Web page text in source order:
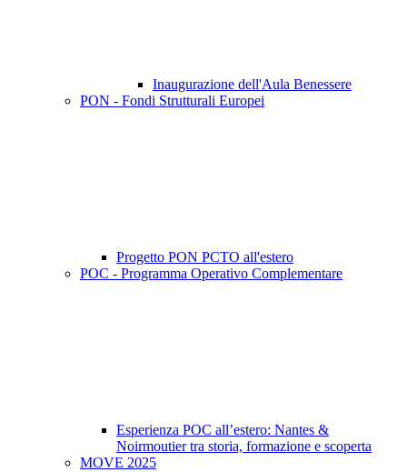
Inaugurazione dell'Aula Benessere
PON - Fondi Strutturali Europei
Progetto PON PCTO all'estero
POC - Programma Operativo Complementare
Esperienza POC all’estero: Nantes &
Noirmoutier tra storia, formazione e scoperta
MOVE 2025